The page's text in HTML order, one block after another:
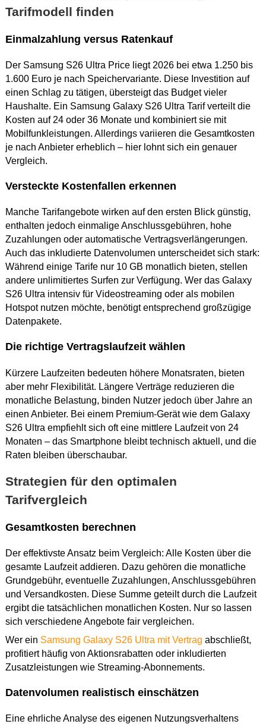
Tarifmodell finden
Einmalzahlung versus Ratenkauf
Der Samsung S26 Ultra Price liegt 2026 bei etwa 1.250 bis
1.600 Euro je nach Speichervariante. Diese Investition auf
einen Schlag zu tätigen, übersteigt das Budget vieler
Haushalte. Ein Samsung Galaxy S26 Ultra Tarif verteilt die
Kosten auf 24 oder 36 Monate und kombiniert sie mit
Mobilfunkleistungen. Allerdings variieren die Gesamtkosten
je nach Anbieter erheblich – hier lohnt sich ein genauer
Vergleich.
Versteckte Kostenfallen erkennen
Manche Tarifangebote wirken auf den ersten Blick günstig,
enthalten jedoch einmalige Anschlussgebühren, hohe
Zuzahlungen oder automatische Vertragsverlängerungen.
Auch das inkludierte Datenvolumen unterscheidet sich stark:
Während einige Tarife nur 10 GB monatlich bieten, stellen
andere unlimitiertes Surfen zur Verfügung. Wer das Galaxy
S26 Ultra intensiv für Videostreaming oder als mobilen
Hotspot nutzen möchte, benötigt entsprechend großzügige
Datenpakete.
Die richtige Vertragslaufzeit wählen
Kürzere Laufzeiten bedeuten höhere Monatsraten, bieten
aber mehr Flexibilität. Längere Verträge reduzieren die
monatliche Belastung, binden Nutzer jedoch über Jahre an
einen Anbieter. Bei einem Premium-Gerät wie dem Galaxy
S26 Ultra empfiehlt sich oft eine mittlere Laufzeit von 24
Monaten – das Smartphone bleibt technisch aktuell, und die
Raten bleiben überschaubar.
Strategien für den optimalen
Tarifvergleich
Gesamtkosten berechnen
Der effektivste Ansatz beim Vergleich: Alle Kosten über die
gesamte Laufzeit addieren. Dazu gehören die monatliche
Grundgebühr, eventuelle Zuzahlungen, Anschlussgebühren
und Versandkosten. Diese Summe geteilt durch die Laufzeit
ergibt die tatsächlichen monatlichen Kosten. Nur so lassen
sich verschiedene Angebote fair vergleichen.
Wer ein Samsung Galaxy S26 Ultra mit Vertrag abschließt,
profitiert häufig von Aktionsrabatten oder inkludierten
Zusatzleistungen wie Streaming-Abonnements.
Datenvolumen realistisch einschätzen
Eine ehrliche Analyse des eigenen Nutzungsverhaltens